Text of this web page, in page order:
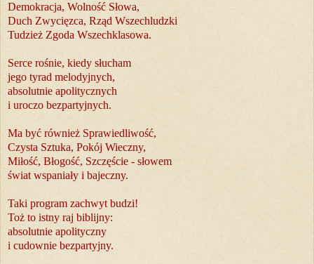
Demokracja, Wolność Słowa,
Duch Zwycięzca, Rząd Wszechludzki
Tudzież Zgoda Wszechklasowa.
Serce rośnie, kiedy słucham
jego tyrad melodyjnych,
absolutnie apolitycznych
i uroczo bezpartyjnych.
Ma być również Sprawiedliwość,
Czysta Sztuka, Pokój Wieczny,
Miłość, Błogość, Szczęście - słowem
świat wspaniały i bajeczny.
Taki program zachwyt budzi!
Toż to istny raj biblijny:
absolutnie apolityczny
i cudownie bezpartyjny.